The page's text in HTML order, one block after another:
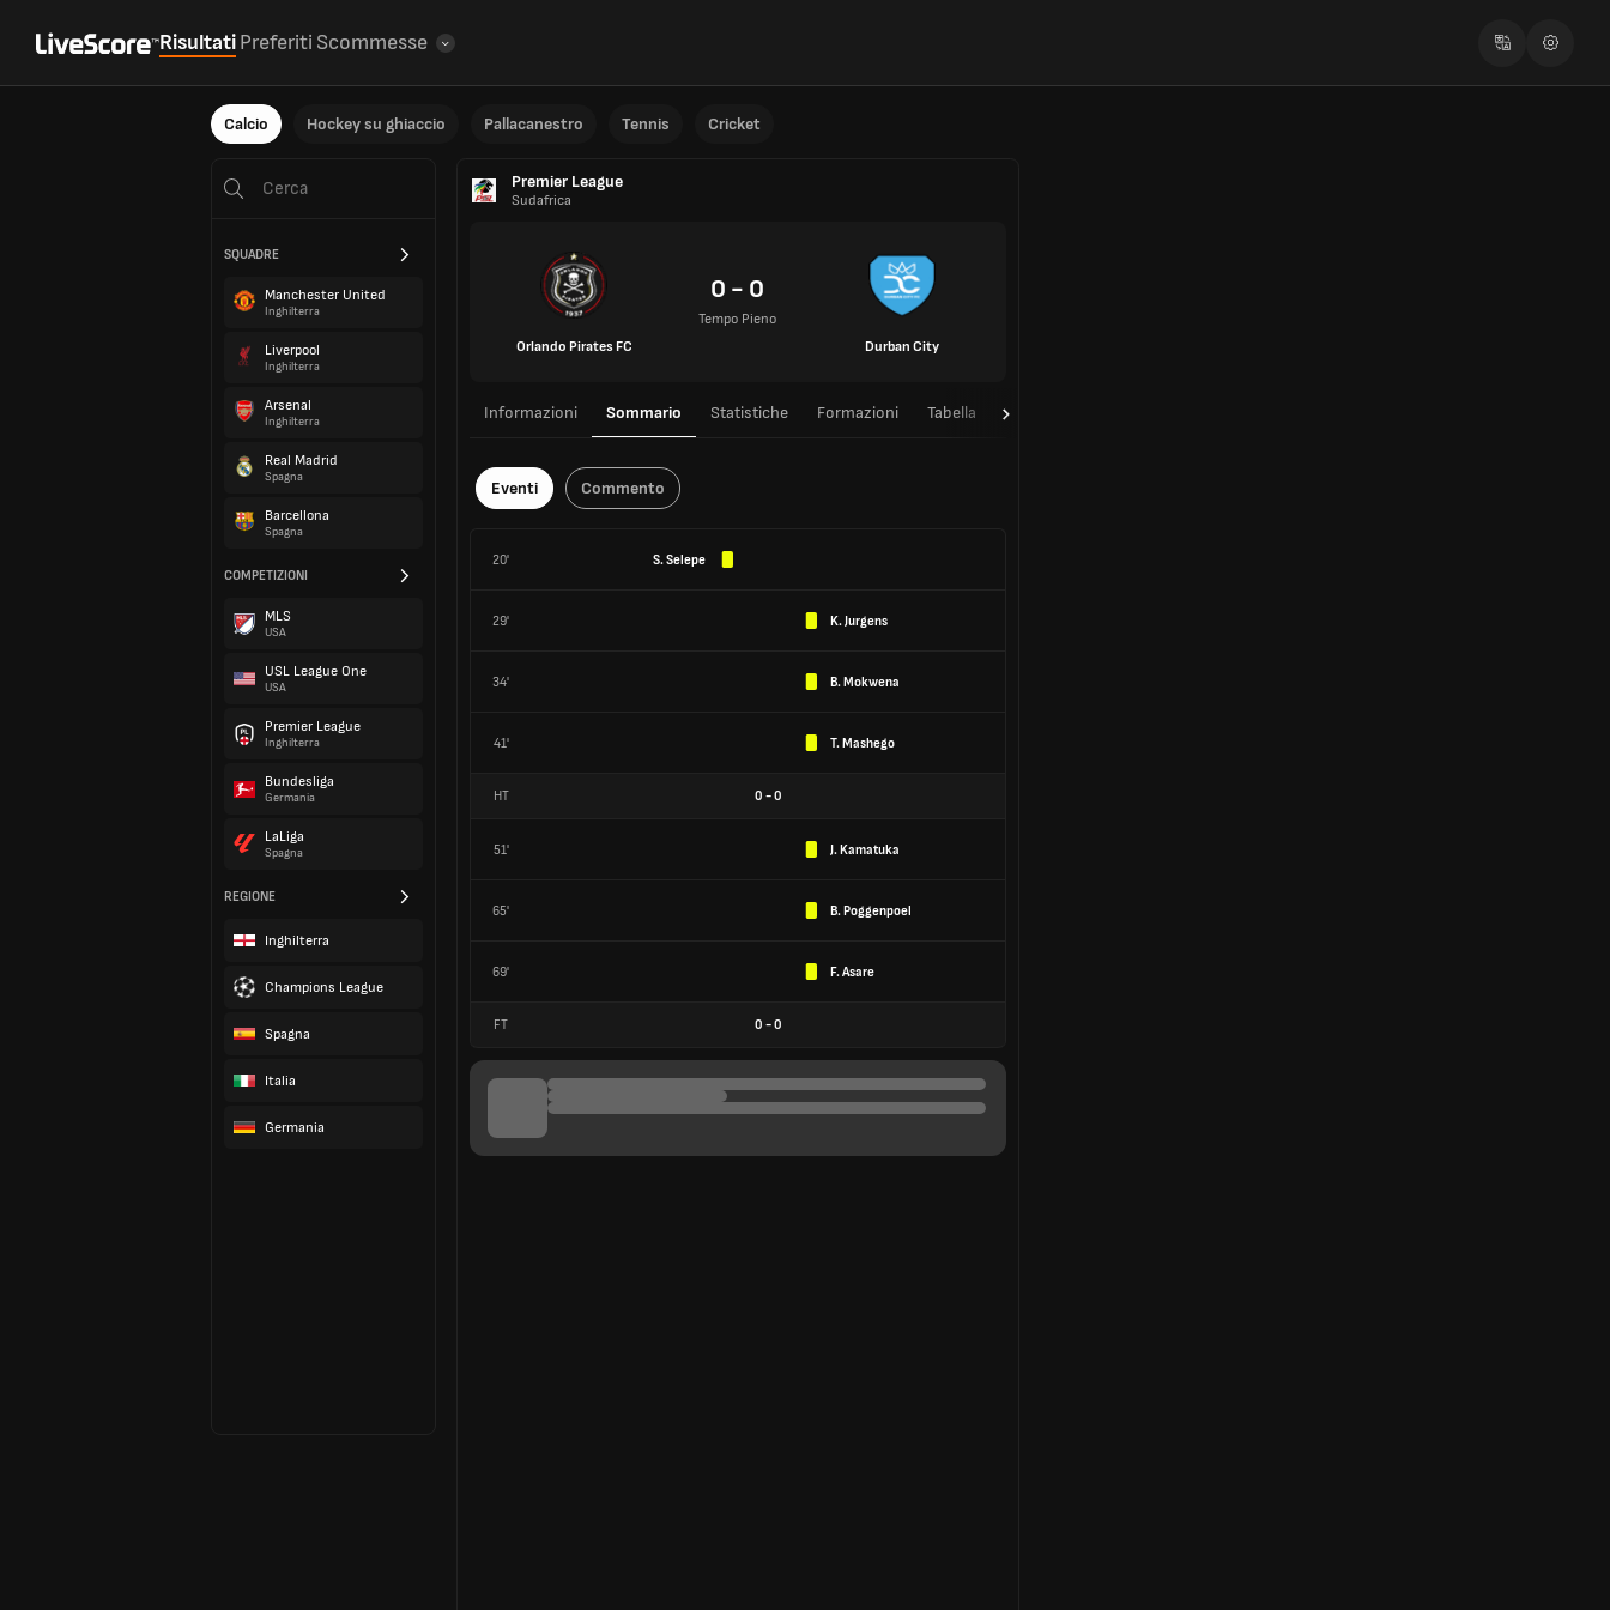
RisultatiPreferiti Scommesse
Calcio Hockey su ghiaccio Pallacanestro Tennis Cricket
SQUADRE
Manchester United
Inghilterra
Liverpool
Inghilterra
Arsenal
Inghilterra
Real Madrid
Spagna
Barcellona
Spagna
COMPETIZIONI
MLS
USA
USL League One
USA
Premier League
Inghilterra
Bundesliga
Germania
LaLiga
Spagna
REGIONE
Inghilterra
Champions League
Spagna
Italia
Germania
Premier League
Sudafrica
Orlando Pirates FC
0 - 0
Tempo Pieno
Durban City
Informazioni Sommario Statistiche Formazioni Tabella T/T
Eventi Commento
20' S. Selepe
29' K. Jurgens
34' B. Mokwena
41' T. Mashego
HT 0 -0
51' J. Kamatuka
65' B. Poggenpoel
69' F. Asare
FT 0 -0